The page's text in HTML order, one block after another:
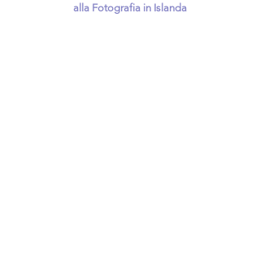
alla Fotografia in Islanda